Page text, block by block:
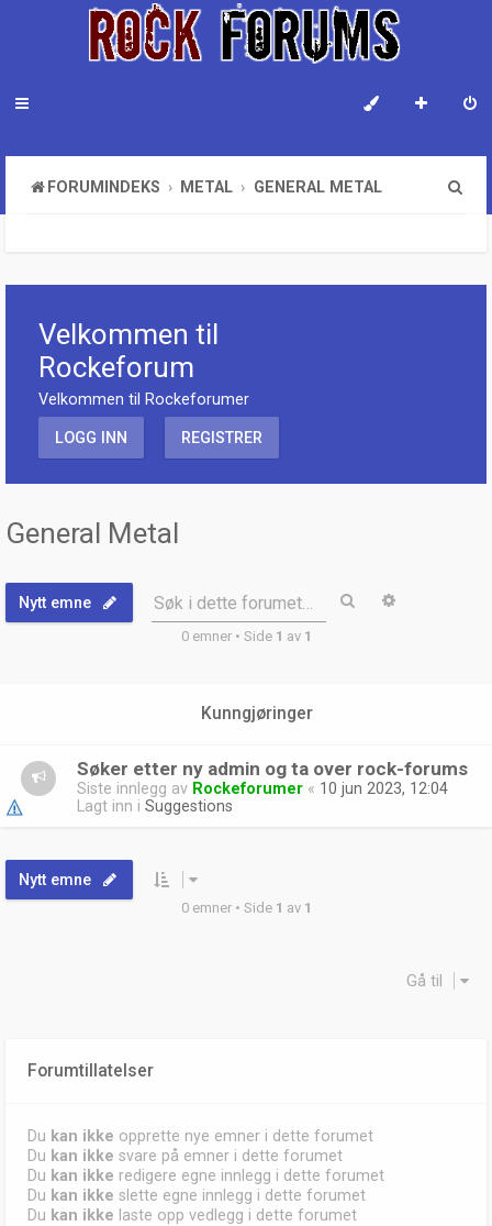
FORUMINDEKS METAL GENERAL METAL
Velkommen til
Rockeforum
Velkommen til Rockeforumer
LOGG INN REGISTRER
General Metal
Nytt emne Søk i dette forumet… Søk
0 emner • Side 1 av 1
Kunngjøringer
Søker etter ny admin og ta over rock-forums
Siste innlegg av Rockeforumer « 10 jun 2023, 12:04
Lagt inn i Suggestions
Nytt emne
0 emner • Side 1 av 1
Gå til
Forumtillatelser
Du kan ikke opprette nye emner i dette forumet
Du kan ikke svare på emner i dette forumet
Du kan ikke redigere egne innlegg i dette forumet
Du kan ikke slette egne innlegg i dette forumet
Du kan ikke laste opp vedlegg i dette forumet